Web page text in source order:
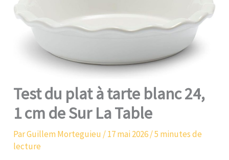
Test du plat à tarte blanc 24,
1 cm de Sur La Table
ParGuillem Morteguieu /17 mai 2026/5 minutes de
lecture